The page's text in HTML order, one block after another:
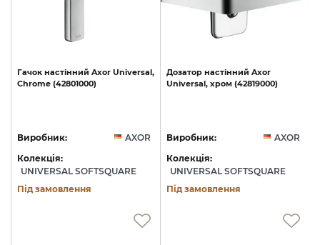
Гачок настінний Axor Universal,
Chrome (42801000)
Виробник:
AXOR
Колекція:
UNIVERSAL SOFTSQUARE
Під замовлення
Дозатор настінний Axor
Universal, хром (42819000)
Виробник:
AXOR
Колекція:
UNIVERSAL SOFTSQUARE
Під замовлення